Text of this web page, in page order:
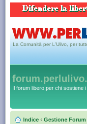
La Comunità per L'Ulivo, per
Il forum libero per chi sostiene
Indice ‹ Gestione Forum